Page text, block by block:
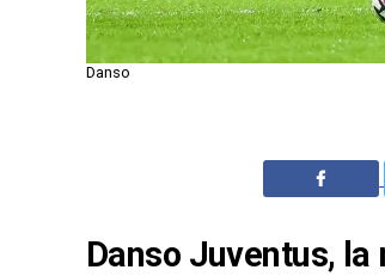
Danso
Danso Juventus,